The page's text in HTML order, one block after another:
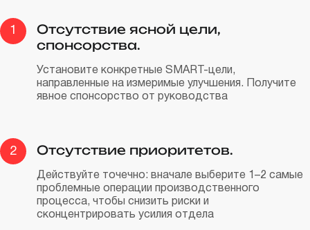
1
Отсутствие ясной цели,
спонсорства.
Установите конкретные SMART-цели,
направленные на измеримые улучшения. Получите
явное спонсорство от руководства
2 Отсутствие приоритетов.
Действуйте точечно: вначале выберите 1–2 самые
проблемные операции производственного
процесса, чтобы снизить риски и
сконцентрировать усилия отдела